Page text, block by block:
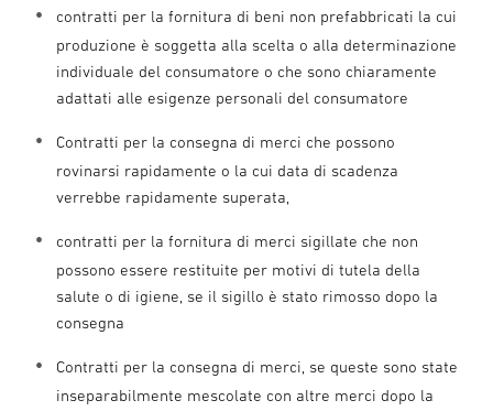
contratti per la fornitura di beni non prefabbricati la cui
produzione è soggetta alla scelta o alla determinazione
individuale del consumatore o che sono chiaramente
adattati alle esigenze personali del consumatore
Contratti per la consegna di merci che possono
rovinarsi rapidamente o la cui data di scadenza
verrebbe rapidamente superata,
contratti per la fornitura di merci sigillate che non
possono essere restituite per motivi di tutela della
salute o di igiene, se il sigillo è stato rimosso dopo la
consegna
Contratti per la consegna di merci, se queste sono state
inseparabilmente mescolate con altre merci dopo la